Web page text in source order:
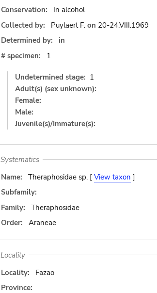
Conservation:
In alcohol
Collected by:
Puylaert F. on 20-24.VIII.1969
Determined by:
in
# specimen:
1
Undetermined stage: 1
Adult(s) (sex unknown):
Female:
Male:
Juvenile(s)/Immature(s):
Systematics
Name:
Theraphosidae sp. [ View taxon ]
Subfamily:
Family:
Theraphosidae
Order:
Araneae
Locality
Locality:
Fazao
Province: